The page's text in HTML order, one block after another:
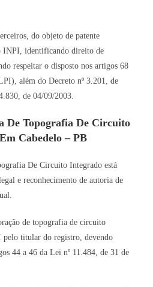
do objeto de patente
INPI, identificando direito de
respeitar o disposto nos artigos 68
além do Decreto nº 3.201, de
de 04/09/2003.
De Topografia De Circuito
Cabedelo – PB
De Circuito Integrado está
e reconhecimento de autoria de
de topografia de circuito
titular do registro, devendo
44 a 46 da Lei nº 11.484, de 31 de